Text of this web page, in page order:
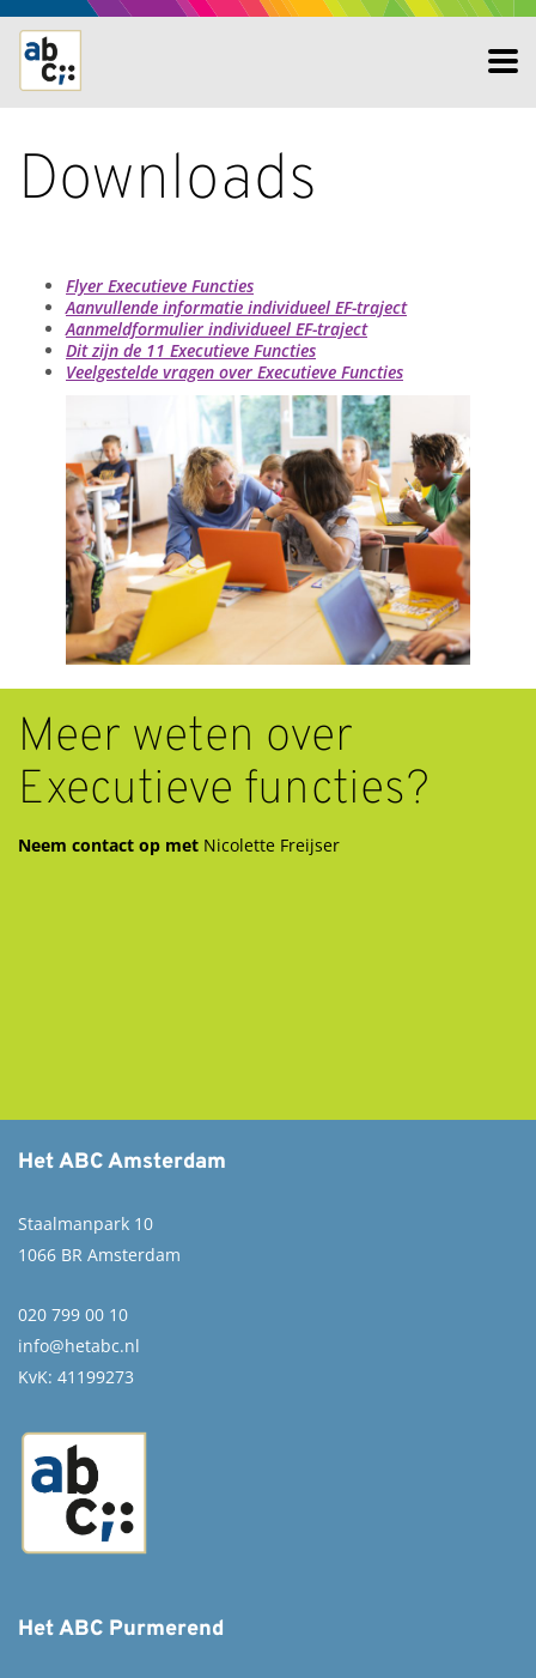
Downloads
Flyer Executieve Functies
Aanvullende informatie individueel EF-traject
Aanmeldformulier individueel EF-traject
Dit zijn de 11 Executieve Functies
Veelgestelde vragen over Executieve Functies
Meer weten over
Executieve functies?
Neem contact op met Nicolette Freijser
Het ABC Amsterdam
Staalmanpark 10
1066 BR Amsterdam
020 799 00 10
info@hetabc.nl
KvK: 41199273
Het ABC Purmerend